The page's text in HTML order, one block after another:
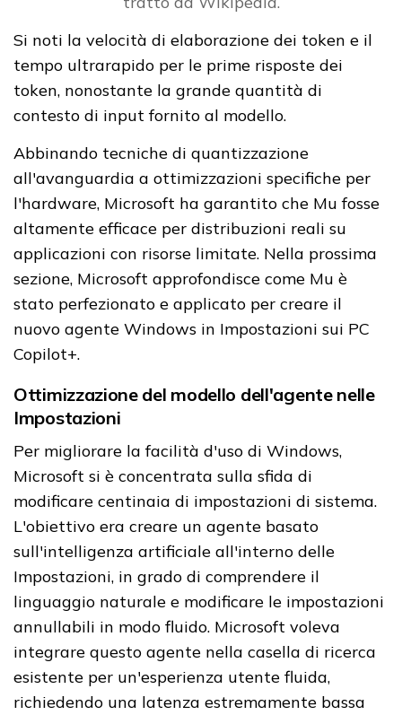
Si noti la velocità di elaborazione dei token e il
tempo ultrarapido per le prime risposte dei
token, nonostante la grande quantità di
contesto di input fornito al modello.
Abbinando tecniche di quantizzazione
all'avanguardia a ottimizzazioni specifiche per
l'hardware, Microsoft ha garantito che Mu fosse
altamente efficace per distribuzioni reali su
applicazioni con risorse limitate. Nella prossima
sezione, Microsoft approfondisce come Mu è
stato perfezionato e applicato per creare il
nuovo agente Windows in Impostazioni sui PC
Copilot+.
Ottimizzazione del modello dell'agente nelle
Impostazioni
Per migliorare la facilità d'uso di Windows,
Microsoft si è concentrata sulla sfida di
modificare centinaia di impostazioni di sistema.
L'obiettivo era creare un agente basato
sull'intelligenza artificiale all'interno delle
Impostazioni, in grado di comprendere il
linguaggio naturale e modificare le impostazioni
annullabili in modo fluido. Microsoft voleva
integrare questo agente nella casella di ricerca
esistente per un'esperienza utente fluida,
richiedendo una latenza estremamente bassa